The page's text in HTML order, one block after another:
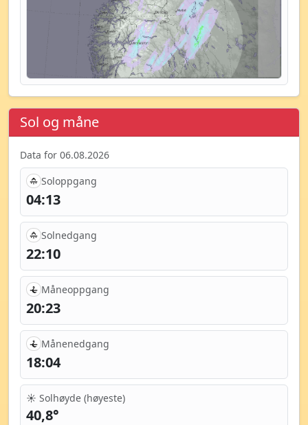
Sol og måne
Data for 06.08.2026
Soloppgang
04:13
Solnedgang
22:10
Måneoppgang
20:23
Månenedgang
18:04
☀️ Solhøyde (høyeste)
40,8°